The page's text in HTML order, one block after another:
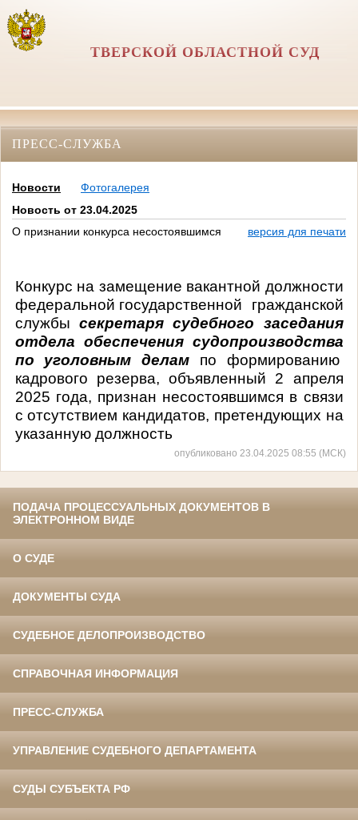
ТВЕРСКОЙ ОБЛАСТНОЙ СУД
ПРЕСС-СЛУЖБА
Новости
Фотогалерея
Новость от 23.04.2025
О признании конкурса несостоявшимся
версия для печати
Конкурс на замещение вакантной должности
федеральной государственной гражданской
службы секретаря судебного заседания
отдела обеспечения судопроизводства
по уголовным делам по формированию
кадрового резерва, объявленный 2 апреля
2025 года, признан несостоявшимся в связи
с отсутствием кандидатов, претендующих на
указанную должность
опубликовано 23.04.2025 08:55 (МСК)
ПОДАЧА ПРОЦЕССУАЛЬНЫХ ДОКУМЕНТОВ В
ЭЛЕКТРОННОМ ВИДЕ
О СУДЕ
ДОКУМЕНТЫ СУДА
СУДЕБНОЕ ДЕЛОПРОИЗВОДСТВО
СПРАВОЧНАЯ ИНФОРМАЦИЯ
ПРЕСС-СЛУЖБА
УПРАВЛЕНИЕ СУДЕБНОГО ДЕПАРТАМЕНТА
СУДЫ СУБЪЕКТА РФ